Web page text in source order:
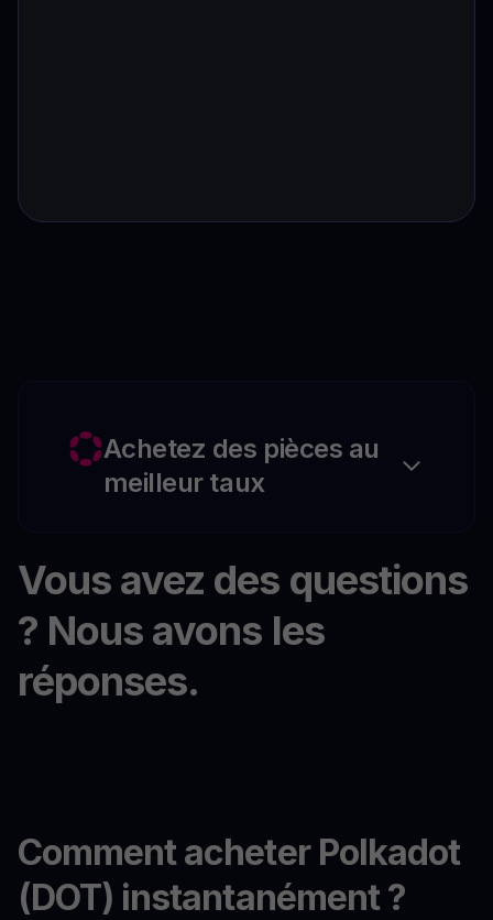
Achetez des pièces au
meilleur taux
Vous avez des questions
? Nous avons les
réponses.
Comment acheter Polkadot
(DOT) instantanément ?